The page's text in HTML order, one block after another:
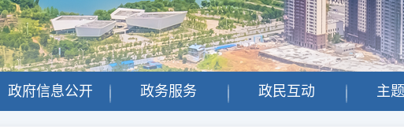
政府信息公开 政务服务 政民互动 主